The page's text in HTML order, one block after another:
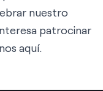
nuestro
patrocinar
aquí.